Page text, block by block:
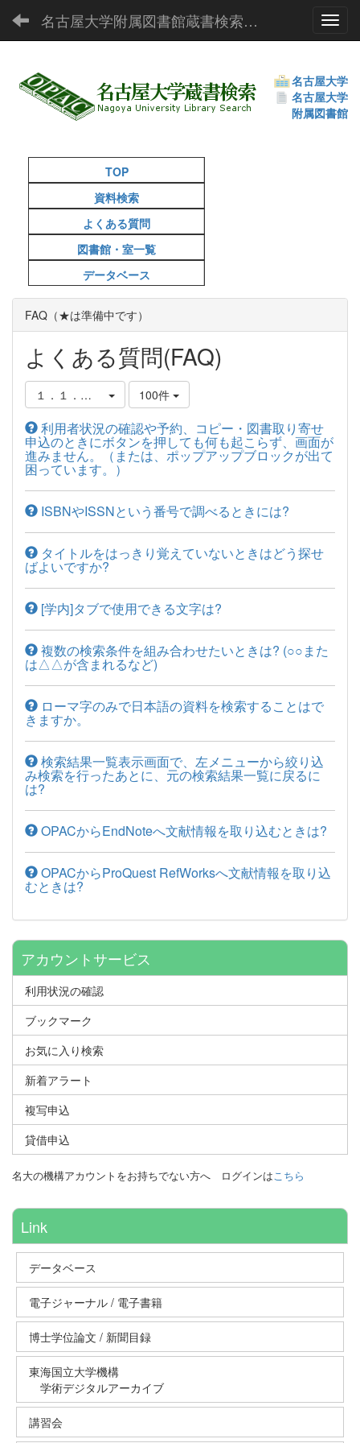
名古屋大学附属図書館蔵書検索（OPAC）
名古屋大学
名古屋大学
附属図書館
TOP
資料検索
よくある質問
図書館・室一覧
データベース
FAQ（★は準備中です）
よくある質問(FAQ)
１．１．図書館蔵書の調べ方
100件
利用者状況の確認や予約、コピー・図書取り寄せ
申込のときにボタンを押しても何も起こらず、画面が
進みません。（または、ポップアップブロックが出て
困っています。）
ISBNやISSNという番号で調べるときには?
タイトルをはっきり覚えていないときはどう探せ
ばよいですか?
[学内]タブで使用できる文字は?
複数の検索条件を組み合わせたいときは? (○○また
は△△が含まれるなど)
ローマ字のみで日本語の資料を検索することはで
きますか。
検索結果一覧表示画面で、左メニューから絞り込
み検索を行ったあとに、元の検索結果一覧に戻るに
は?
OPACからEndNoteへ文献情報を取り込むときは?
OPACからProQuest RefWorksへ文献情報を取り込
むときは?
アカウントサービス
利用状況の確認
ブックマーク
お気に入り検索
新着アラート
複写申込
貸借申込
名大の機構アカウントをお持ちでない方へ ログインはこちら
Link
データベース
電子ジャーナル / 電子書籍
博士学位論文 / 新聞目録
東海国立大学機構
学術デジタルアーカイブ
講習会